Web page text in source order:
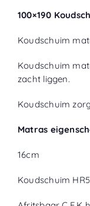
100×190
Koudschuim
Koudschuim
zacht liggen.
Koudschuim
Matras
16cm
Koudschuim